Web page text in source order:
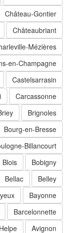
Château-Gontier
Châteaubriant
Charleville-Mézières
en-Champagne
Castelsarrasin
Carcassonne
Brignoles
Briey
Bourg-en-Bresse
Boulogne-Billancourt
Bobigny
Blois
Belley
Bellac
Bayonne
Bayeux
Barcelonnette
Avignon
Helpe